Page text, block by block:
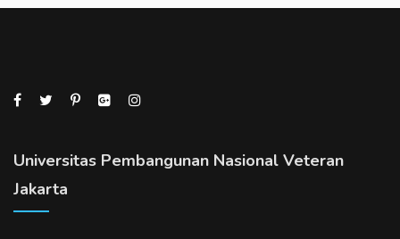
Universitas Pembangunan Nasional Veteran
Jakarta